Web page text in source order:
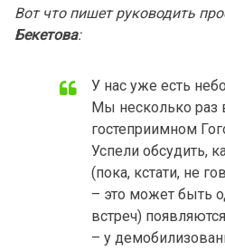
Вот что пишет руководить
Бекетова:
У нас уже есть
Мы несколько раз
гостеприимном
Успели обсудить,
(пока, кстати, не
– это может быть
встреч)
– у